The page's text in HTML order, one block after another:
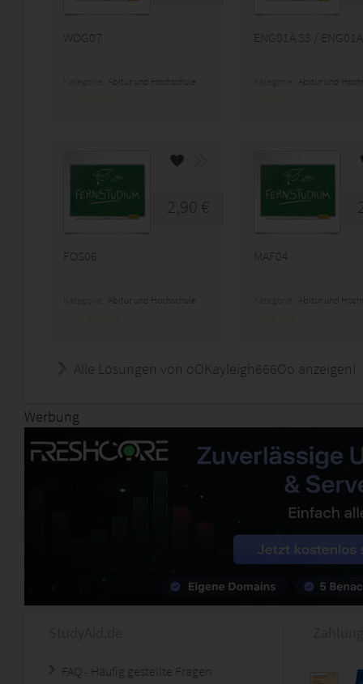
WOG07
Abitur und Hochschule
ENG01A S3 /
Abitur und
2,90 €
FOS06
Abitur und Hochschule
MAF04
Abitur und
Alle Lösungen von oOKayleigh666Oo anzeigen!
Werbung
FAQ - Häufig gestellte Fragen